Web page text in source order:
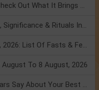
Mercury Transit In Cancer 2026: Check Out What It Brings For You
Shravan Somvar Vrat 2026: Dates, Significance & Rituals In August
Weekly Horoscope 3 To 9 August, 2026: List Of Fasts & Festivals
To 8 August, 2026
Friendship Day 2026: What The Stars Say About Your Best Friend!